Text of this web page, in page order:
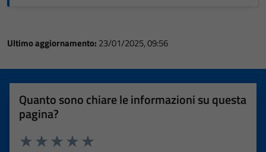
Ultimo aggiornamento: 23/01/2025, 09:56
Quanto sono chiare le informazioni su questa
pagina?